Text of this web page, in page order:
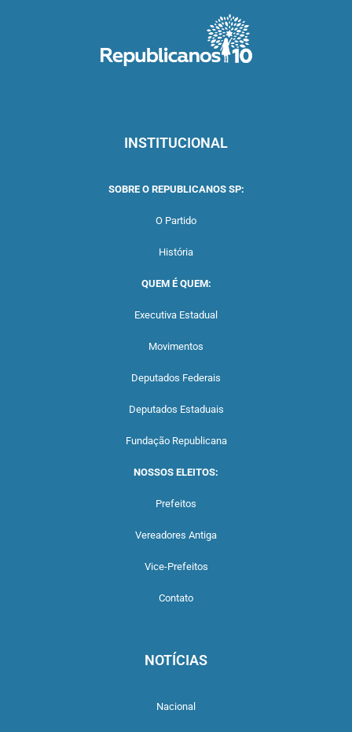
INSTITUCIONAL
SOBRE O REPUBLICANOS SP:
O Partido
História
QUEM É QUEM:
Executiva Estadual
Movimentos
Deputados Federais
Deputados Estaduais
Fundação Republicana
NOSSOS ELEITOS:
Prefeitos
Vereadores Antiga
Vice-Prefeitos
Contato
NOTÍCIAS
Nacional